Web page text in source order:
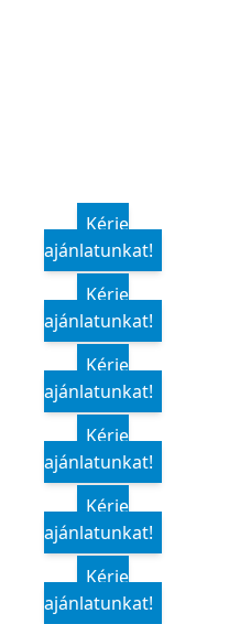
Kérje
ajánlatunkat!
Kérje
ajánlatunkat!
Kérje
ajánlatunkat!
Kérje
ajánlatunkat!
Kérje
ajánlatunkat!
Kérje
ajánlatunkat!